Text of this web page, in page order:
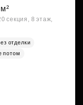
секция, 8 этаж,
отделки
потом